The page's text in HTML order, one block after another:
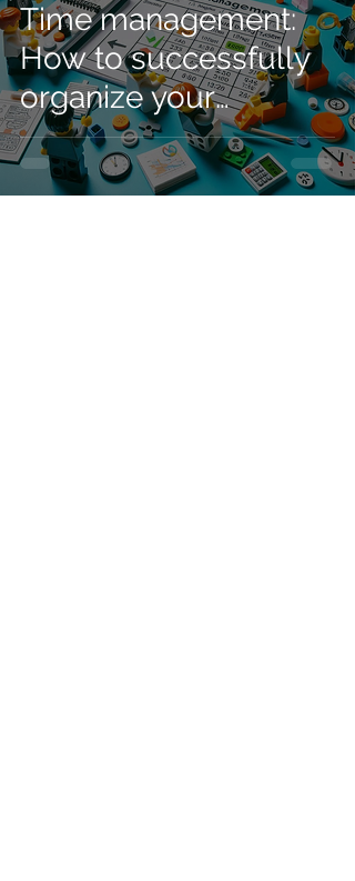
Time management:
How to successfully
organize your
schedule either in
professional or social